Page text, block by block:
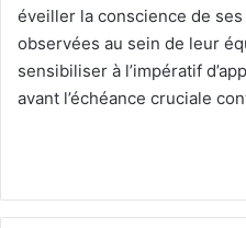
éveiller la conscience de
observées au sein de leur
sensibiliser à l’impératif
avant l’échéance cruciale